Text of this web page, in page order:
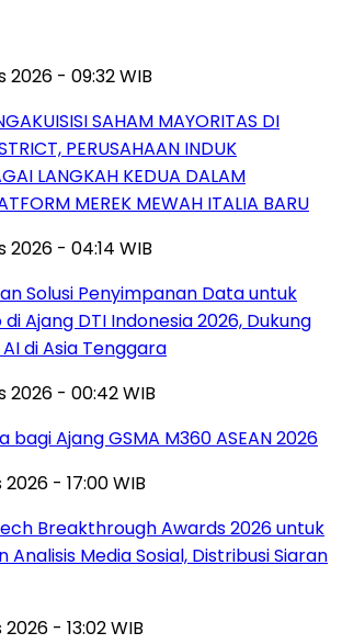
- 09:32 WIB
SAHAM MAYORITAS DI
PERUSAHAAN INDUK
LANGKAH KEDUA DALAM
MEREK MEWAH ITALIA BARU
- 04:14 WIB
Solusi Penyimpanan Data untuk
Ajang DTI Indonesia 2026, Dukung
di Asia Tenggara
2026 - 00:42 WIB
bagi Ajang GSMA M360 ASEAN 2026
- 17:00 WIB
Breakthrough Awards 2026 untuk
Media Sosial, Distribusi Siaran
- 13:02 WIB